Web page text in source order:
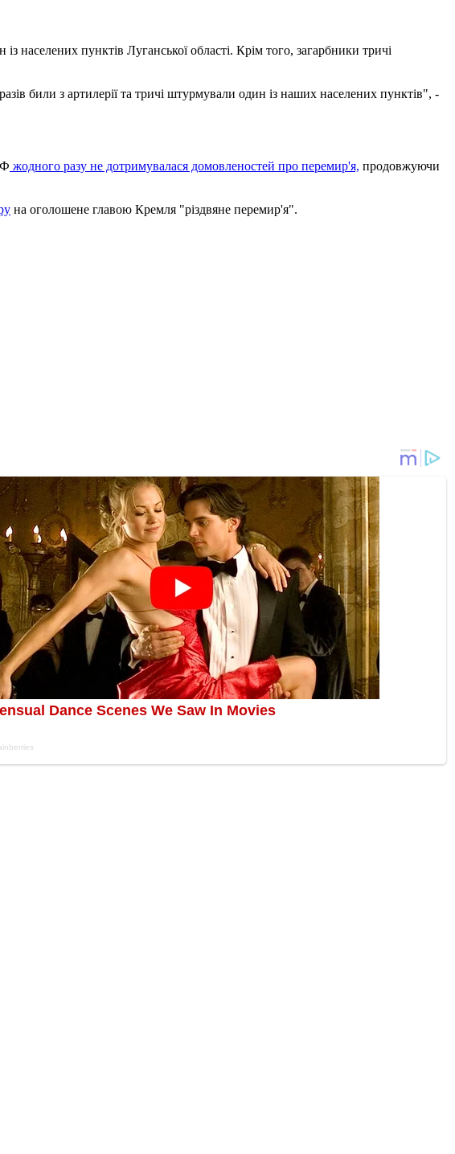
населених пунктів Луганської області. Крім того, загарбники тричі
били з артилерії та тричі штурмували один із наших населених пунктів", -
жодного разу не дотримувалася домовленостей про перемир'я, продовжуючи
на оголошене главою Кремля "різдвяне перемир'я".